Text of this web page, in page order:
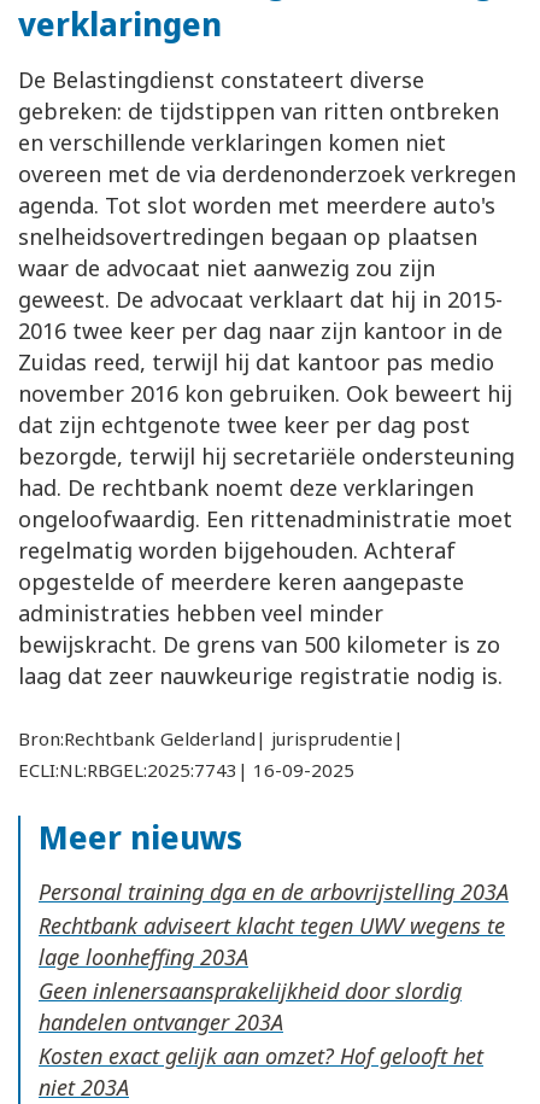
verklaringen
De Belastingdienst constateert diverse
gebreken: de tijdstippen van ritten ontbreken
en verschillende verklaringen komen niet
overeen met de via derdenonderzoek verkregen
agenda. Tot slot worden met meerdere auto's
snelheidsovertredingen begaan op plaatsen
waar de advocaat niet aanwezig zou zijn
geweest. De advocaat verklaart dat hij in 2015-
2016 twee keer per dag naar zijn kantoor in de
Zuidas reed, terwijl hij dat kantoor pas medio
november 2016 kon gebruiken. Ook beweert hij
dat zijn echtgenote twee keer per dag post
bezorgde, terwijl hij secretariële ondersteuning
had. De rechtbank noemt deze verklaringen
ongeloofwaardig. Een rittenadministratie moet
regelmatig worden bijgehouden. Achteraf
opgestelde of meerdere keren aangepaste
administraties hebben veel minder
bewijskracht. De grens van 500 kilometer is zo
laag dat zeer nauwkeurige registratie nodig is.
Bron:Rechtbank Gelderland| jurisprudentie|
ECLI:NL:RBGEL:2025:7743| 16-09-2025
Meer nieuws
Personal training dga en de arbovrijstelling
Rechtbank adviseert klacht tegen UWV wegens te
lage loonheffing
Geen inlenersaansprakelijkheid door slordig
handelen ontvanger
Kosten exact gelijk aan omzet? Hof gelooft het
niet